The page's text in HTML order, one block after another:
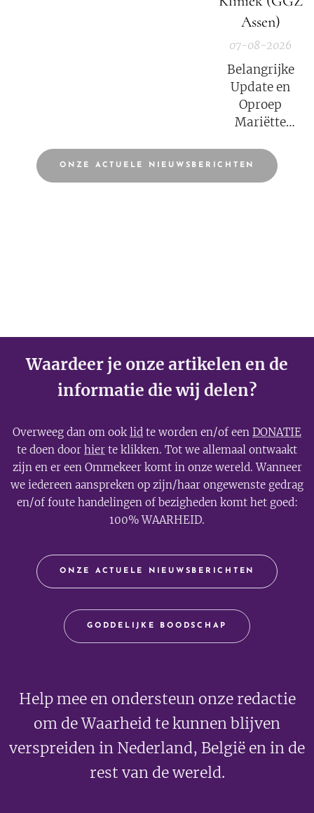
Assen)
07-08-2026
Belangrijke
Update en
Oproep
Mariëtte
7 augustus
2026
ONZE ACTUELE NIEUWSBERICHTEN
Waardeer je onze artikelen en de
informatie die wij delen?
Overweeg dan om ooklid te worden en/of een DONATIE
te doen door hier te klikken. Tot we allemaal ontwaakt
zijn en er een Ommekeer komt in onze wereld. Wanneer
we iedereen aanspreken op zijn/haar ongewenste gedrag
en/of foute handelingen of bezigheden komt het goed:
100% WAARHEID.
ONZE ACTUELE NIEUWSBERICHTEN
GODDELIJKE BOODSCHAP
Help mee en ondersteun onze redactie
om de Waarheid te kunnen blijven
verspreiden in Nederland, België en in de
rest van de wereld.